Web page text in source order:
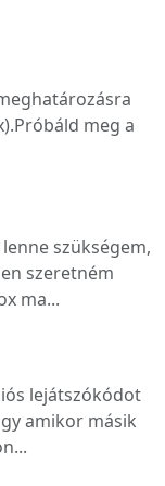
meg a
szükségem,
szeretném
ma...
lejátszókódot
amikor másik